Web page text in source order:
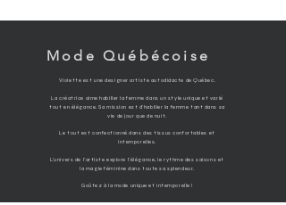
Mode Québécoise
Violette est une designer artiste autodidacte de Québec.
La créatrice aime habiller la femme dans un style unique et varié
tout en élégance. Sa mission est d'habiller la femme tant dans sa
vie de jour que de nuit.
Le tout est confectionné dans des tissus confortables et
intemporelles.
L'univers de l'artiste explore l'élégance, le rythme des saisons et
la magie féminine dans toute sa splendeur.
Goûtez à la mode unique et intemporelle !